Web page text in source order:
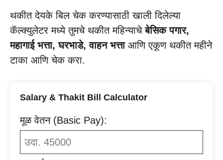
थकीत देयके बिल चेक करण्यासाठी खाली दिलेल्या
कॅल्क्युलेटर मध्ये तुमचे थकीत महिन्याचेबेसिक पगार,
महागाई भत्ता, घरभाडे, वाहन भत्ताआणि एकूण थकीत महीने
टाका आणि चेक करा.
Salary & Thakit Bill Calculator
मूळ वेतन (Basic Pay):